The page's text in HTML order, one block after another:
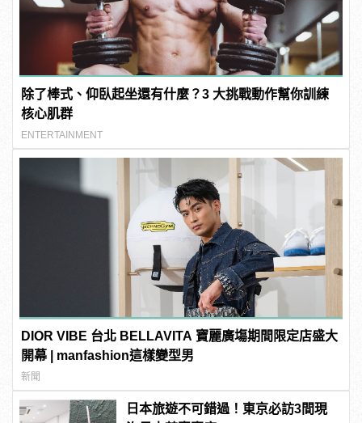
除了棒式、仰臥起坐還有什麼？3 大挑戰動作幫你訓練
核心肌群
ENTERTAINMENT
DIOR VIBE 台北 BELLAVITA 寶麗廣塲期間限定店盛大
開幕 | manfashion這樣變型男
新聞
日本旅遊不可錯過！東京必訪3間現